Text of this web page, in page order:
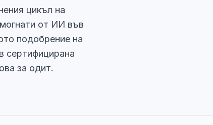
цикъл на
от ИИ във
подобрение на
сертифицирана
за одит.